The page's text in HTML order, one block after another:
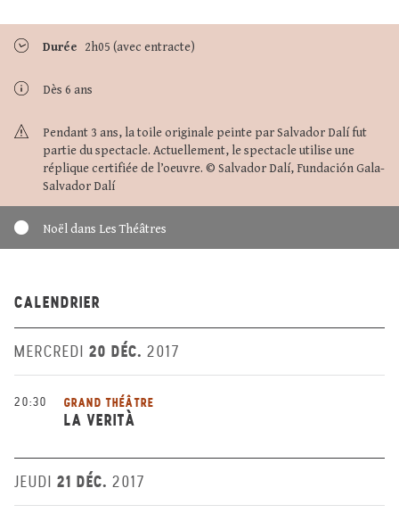
Durée 2h05 (avec entracte)
Dès 6 ans
Pendant 3 ans, la toile originale peinte par Salvador Dalí fut
partie du spectacle. Actuellement, le spectacle utilise une
réplique certifiée de l’oeuvre. © Salvador Dalí, Fundación Gala-
Salvador Dalí
Noël dans Les Théâtres
CALENDRIER
MERCREDI 20 DÉC. 2017
20:30 GRAND THÉÂTRE
LA VERITÀ
JEUDI 21 DÉC. 2017